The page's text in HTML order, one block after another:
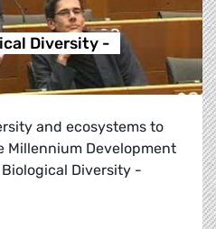
Diversity -
and ecosystems to
Millennium Development
Diversity -